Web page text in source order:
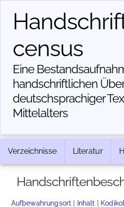
census
Eine
handschriftlichen
deutschsprachiger
Mittelalters
Verzeichnisse Literatur
Aufbewahrungsort | Inhalt |